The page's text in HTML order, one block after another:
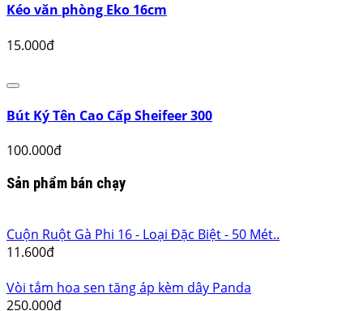
Liên hệ
Dao trổ Comix B2822 18mm (Vàng)
10.000đ
Kéo văn phòng Eko 16cm
Bút Ký Tên Cao Cấp Sheifeer 300